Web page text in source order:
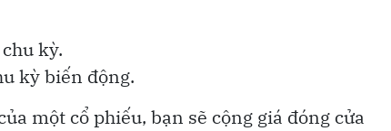
kỳ.
kỳ biến động.
một cổ phiếu, bạn sẽ cộng giá đóng cửa